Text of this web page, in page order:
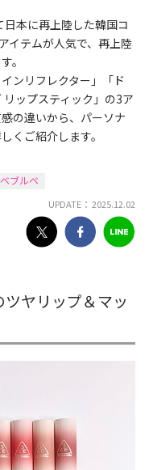
本に再上陸した韓国コ
イテムが人気で、再上陸
。
ンリフレクター」「ド
ップスティック」の3ア
の違いから、パーソナ
くご紹介します。
ブルベ
UPDATE： 2025.12.02
ツヤリップ＆マッ